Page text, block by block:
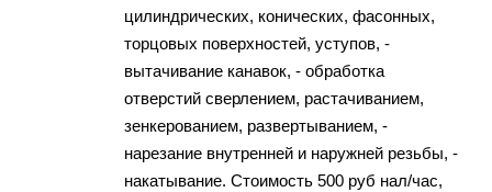
цилиндрических, конических, фасонных,
торцовых поверхностей, уступов, -
вытачивание канавок, - обработка
отверстий сверлением, растачиванием,
зенкерованием, развертыванием, -
нарезание внутренней и наружней резьбы, -
накатывание. Стоимость 500 руб нал/час,